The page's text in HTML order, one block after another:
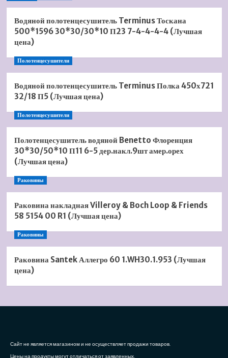
Водяной полотенцесушитель Terminus Тоскана
500*1596 30*30/30*10 П23 7-4-4-4-4 (Лучшая
цена)
Полотенцесушители
Водяной полотенцесушитель Terminus Полка 450х721
32/18 П5 (Лучшая цена)
Полотенцесушители
Полотенцесушитель водяной Benetto Флоренция
30*30/50*10 П11 6-5 дер.накл.9шт амер.орех
(Лучшая цена)
Раковины
Раковина накладная Villeroy & Boch Loop & Friends
58 5154 00 R1 (Лучшая цена)
Раковины
Раковина Santek Аллегро 60 1.WH30.1.953 (Лучшая
цена)
Сайт не является магазином и не осуществляет продажи товаров.
Цены на продукты могут отличаться от заявленных.